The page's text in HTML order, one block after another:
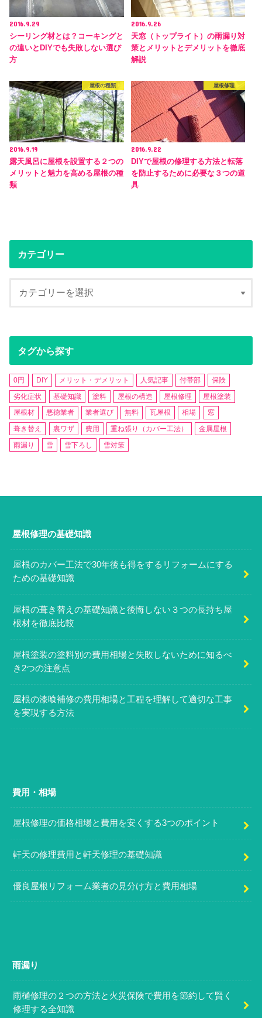
2016.9.29
シーリング材とは？コーキングと
の違いとDIYでも失敗しない選び
方
2016.9.26
天窓（トップライト）の雨漏り対
策とメリットとデメリットを徹底
解説
屋根の種類
2016.9.19
露天風呂に屋根を設置する２つの
メリットと魅力を高める屋根の種
類
屋根修理
2016.9.22
DIYで屋根の修理する方法と転落
を防止するために必要な３つの道
具
カテゴリー
タグから探す
0円 DIY メリット・デメリット 人気記事 付帯部
保険
劣化症状
基礎知識 塗料 屋根の構造 屋根修理
屋根塗装
屋根材
悪徳業者 業者選び 無料 瓦屋根 相場
窓
葺き替え
裏ワザ 費用 重ね張り（カバー工法）
金属屋根
雨漏り
雪 雪下ろし 雪対策
屋根修理の基礎知識
屋根のカバー工法で30年後も得をするリフォームにする
ための基礎知識
屋根の葺き替えの基礎知識と後悔しない３つの長持ち屋
根材を徹底比較
屋根塗装の塗料別の費用相場と失敗しないために知るべ
き2つの注意点
屋根の漆喰補修の費用相場と工程を理解して適切な工事
を実現する方法
費用・相場
屋根修理の価格相場と費用を安くする3つのポイント
軒天の修理費用と軒天修理の基礎知識
優良屋根リフォーム業者の見分け方と費用相場
雨漏り
雨樋修理の２つの方法と火災保険で費用を節約して賢く
修理する全知識